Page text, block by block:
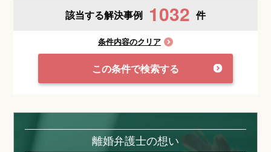
該当する解決事例 1032 件
条件内容のクリア
この条件で検索する
離婚弁護士の想い